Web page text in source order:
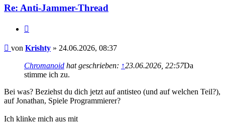
Re: Anti-Jammer-Thread
Beitrag
von Krishty » 24.06.2026, 08:37
Chromanoid hat geschrieben: ↑23.06.2026, 22:57Da
stimme ich zu.
Bei was? Beziehst du dich jetzt auf antisteo (und auf welchen Teil?),
auf Jonathan, Spiele Programmierer?
Ich klinke mich aus mit